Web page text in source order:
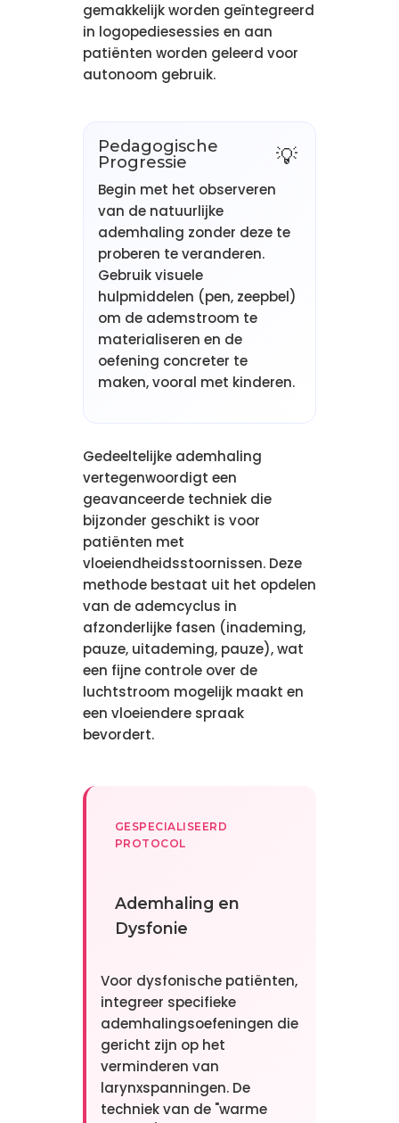
gemakkelijk worden geïntegreerd
in logopediesessies en aan
patiënten worden geleerd voor
autonoom gebruik.
Pedagogische
Progressie
Begin met het observeren
van de natuurlijke
ademhaling zonder deze te
proberen te veranderen.
Gebruik visuele
hulpmiddelen (pen, zeepbel)
om de ademstroom te
materialiseren en de
oefening concreter te
maken, vooral met kinderen.
Gedeeltelijke ademhaling
vertegenwoordigt een
geavanceerde techniek die
bijzonder geschikt is voor
patiënten met
vloeiendheidsstoornissen. Deze
methode bestaat uit het opdelen
van de ademcyclus in
afzonderlijke fasen (inademing,
pauze, uitademing, pauze), wat
een fijne controle over de
luchtstroom mogelijk maakt en
een vloeiendere spraak
bevordert.
GESPECIALISEERD
PROTOCOL
Ademhaling en
Dysfonie
Voor dysfonische patiënten,
integreer specifieke
ademhalingsoefeningen die
gericht zijn op het
verminderen van
larynxspanningen. De
techniek van de "warme